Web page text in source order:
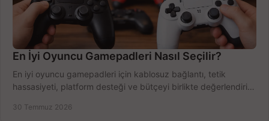
En İyi Oyuncu Gamepadleri Nasıl Seçilir?
En iyi oyuncu gamepadleri için kablosuz bağlantı, tetik
hassasiyeti, platform desteği ve bütçeyi birlikte değerlendirin;
30 Temmuz 2026